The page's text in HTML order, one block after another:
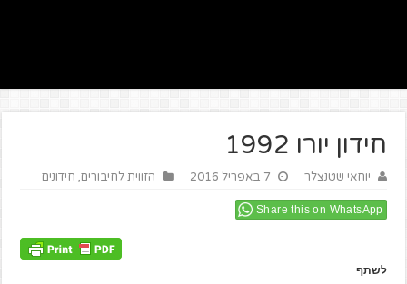
חידון יורו 1992
יוחאי שטנצלר 7 באפריל 2016 הזווית לחיבורים, חידונים
Share this on WhatsApp
לשתף